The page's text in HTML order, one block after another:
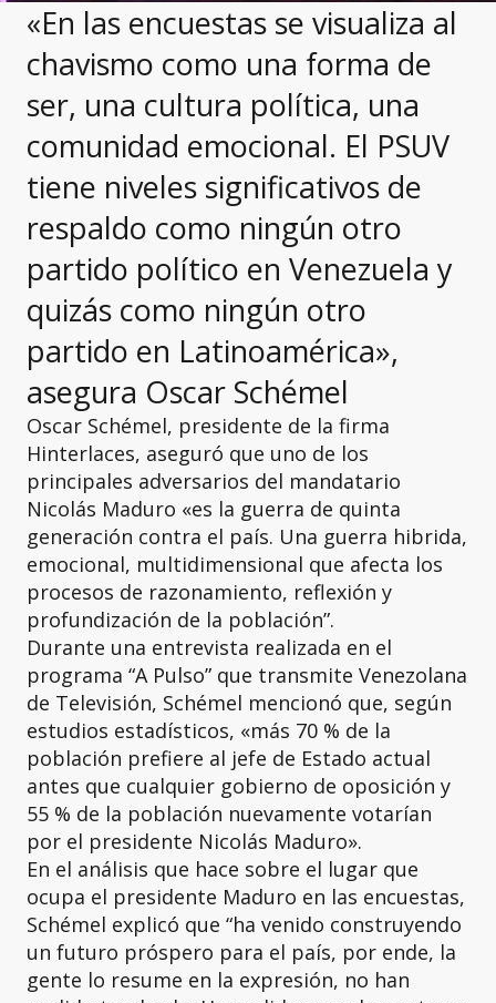
«En las encuestas se visualiza al
chavismo como una forma de
ser, una cultura política, una
comunidad emocional. El PSUV
tiene niveles significativos de
respaldo como ningún otro
partido político en Venezuela y
quizás como ningún otro
partido en Latinoamérica»,
asegura Oscar Schémel
Oscar Schémel, presidente de la firma
Hinterlaces, aseguró que uno de los
principales adversarios del mandatario
Nicolás Maduro «es la guerra de quinta
generación contra el país. Una guerra hibrida,
emocional, multidimensional que afecta los
procesos de razonamiento, reflexión y
profundización de la población”.
Durante una entrevista realizada en el
programa “A Pulso” que transmite Venezolana
de Televisión, Schémel mencionó que, según
estudios estadísticos, «más 70 % de la
población prefiere al jefe de Estado actual
antes que cualquier gobierno de oposición y
55 % de la población nuevamente votarían
por el presidente Nicolás Maduro».
En el análisis que hace sobre el lugar que
ocupa el presidente Maduro en las encuestas,
Schémel explicó que “ha venido construyendo
un futuro próspero para el país, por ende, la
gente lo resume en la expresión, no han